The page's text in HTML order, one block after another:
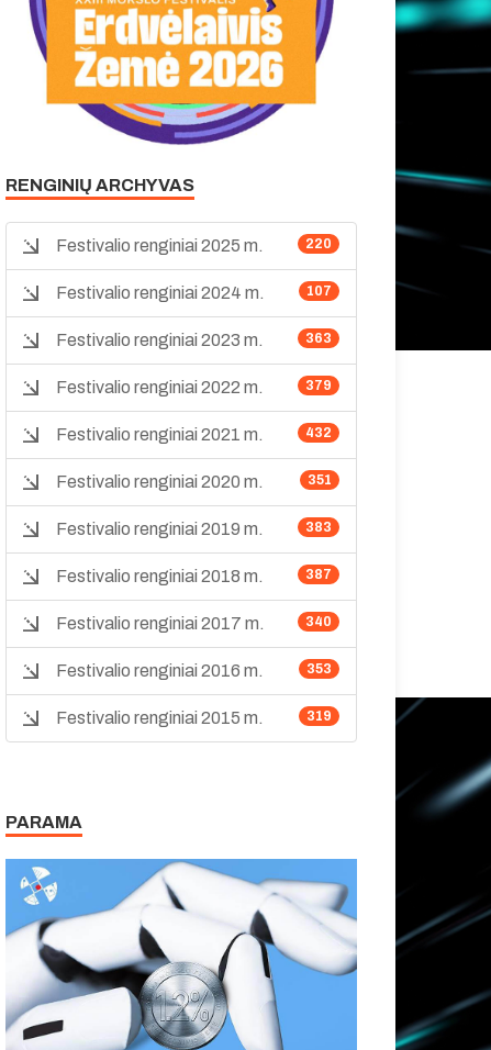
RENGINIŲ ARCHYVAS
220
Festivalio renginiai 2025 m.
107
Festivalio renginiai 2024 m.
363
Festivalio renginiai 2023 m.
379
Festivalio renginiai 2022 m.
432
Festivalio renginiai 2021 m.
351
Festivalio renginiai 2020 m.
383
Festivalio renginiai 2019 m.
387
Festivalio renginiai 2018 m.
340
Festivalio renginiai 2017 m.
353
Festivalio renginiai 2016 m.
319
Festivalio renginiai 2015 m.
PARAMA